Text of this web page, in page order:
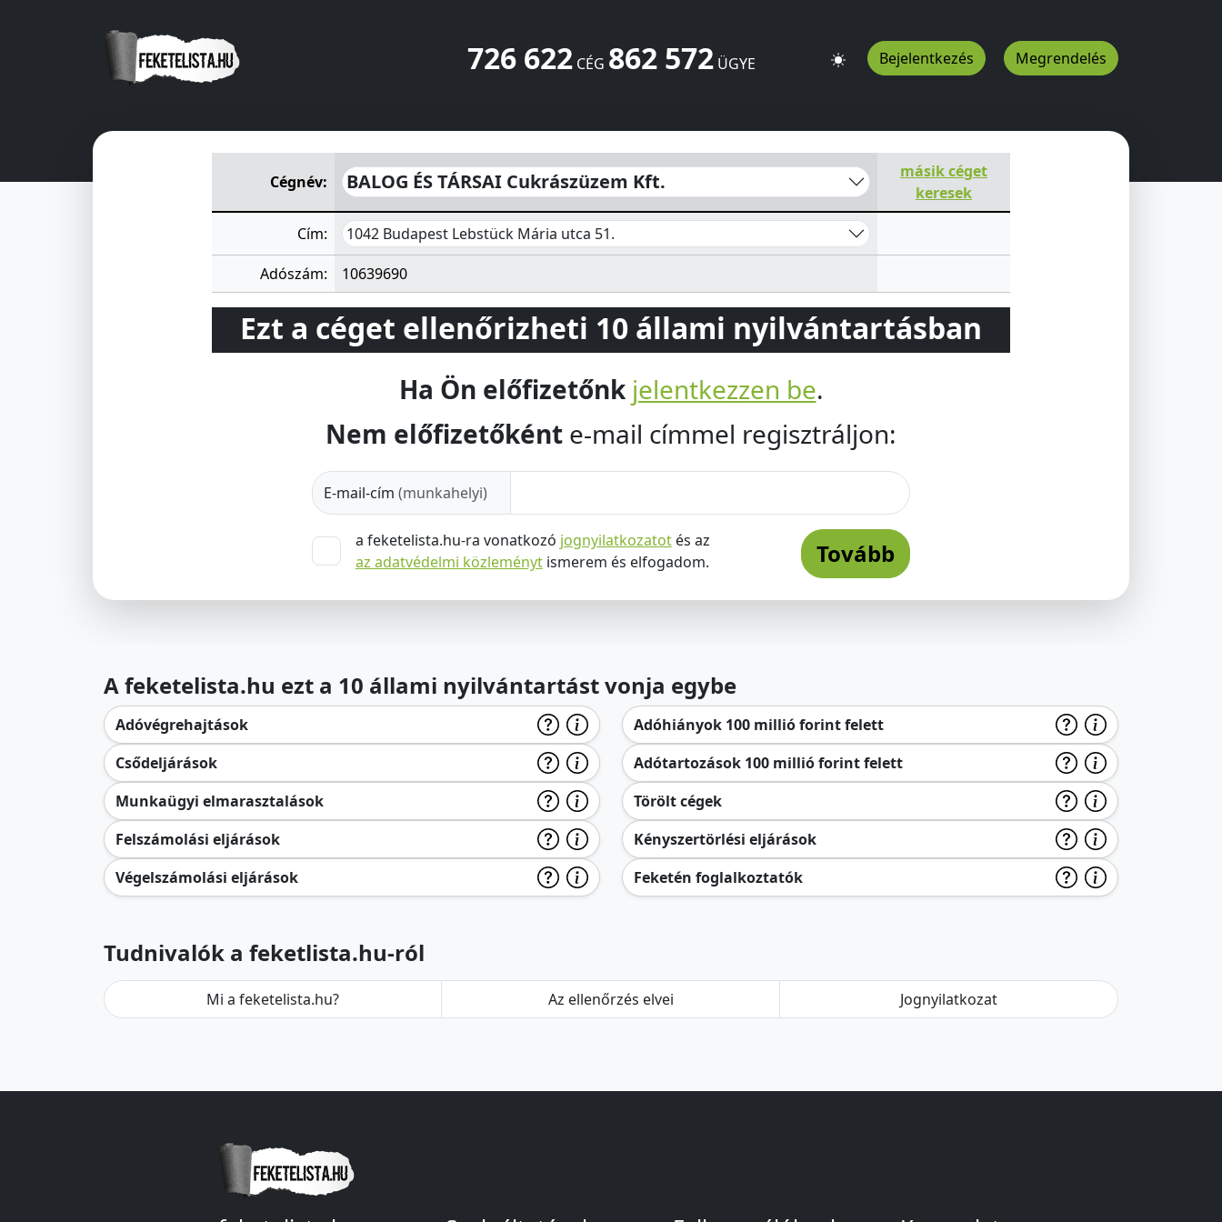
726 622CÉG 862 572ÜGYE Bejelentkezés Megrendelés
BALOG ÉS TÁRSAI Cukrászüzem Kft.Lebstück Mária utca 51.Budapest1042HU
Cégnév:
BALOG ÉS TÁRSAI Cukrászüzem Kft.
másik céget
keresek
Cím: 1042 Budapest Lebstück Mária utca 51.
Adószám: 10639690
Ezt a céget ellenőrizheti 10 állami nyilvántartásban
Ha Ön előfizetőnk jelentkezzen be.
Nem előfizetőként e-mail címmel regisztráljon:
E-mail-cím (munkahelyi)
a feketelista.hu-ra vonatkozó jognyilatkozatotés az
az adatvédelmi közleménytismerem és elfogadom. Tovább
A feketelista.hu ezt a 10 állami nyilvántartást vonja egybe
Adóvégrehajtások
Csődeljárások
Munkaügyi elmarasztalások
Felszámolási eljárások
Végelszámolási eljárások
Adóhiányok 100 millió forint felett
Adótartozások 100 millió forint felett
Törölt cégek
Kényszertörlési eljárások
Feketén foglalkoztatók
Tudnivalók a feketlista.hu-ról
Mi a feketelista.hu? Az ellenőrzés elvei Jognyilatkozat